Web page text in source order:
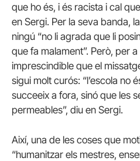
que ho és, i és racista i cal
en Sergi. Per la seva banda,
ningú “no li agrada que li
que fa malament”. Però, per
imprescindible que el
sigui molt curós: “l’escola no
succeeix a fora, sinó que les
permeables”, diu en Sergi.
Així, una de les coses que
“humanitzar els mestres,